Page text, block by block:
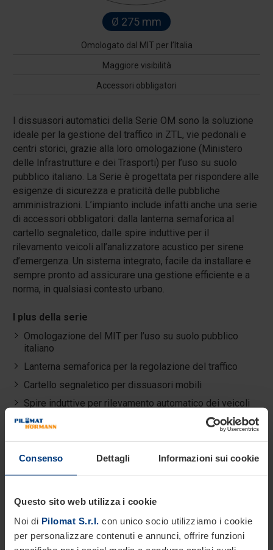
Consenso Dettagli Informazioni sui cookie
Questo sito web utilizza i cookie
Noi di Pilomat S.r.l. con unico socio utilizziamo i cookie
per personalizzare contenuti e annunci, offrire funzioni
Ø 275 mm
Omologato dal MIT per l’Italia
Maggiore visibilità
Accessori obbligatori
I dissuasori automatici della Serie OM sono la soluzione
ideale per la gestione del traffico in ZTL, vie pedonali e
centri storici, grazie alla loro omologazione (Ministero
delle Infrastrutture e dei Trasporti) per l’uso su suolo
pubblico italiano. La Serie è progettata per rispondere alle
esigenze di sicurezza e praticità delle pubbliche
amministrazioni. L’impianto include infatti anche una serie
di accessori obbligatori: dalla lanterna semaforica al
cartello segnaletico, dalle spire induttive per il
rilevamento veicoli all’analizzatore acustico per sirene
d’emergenza. Un sistema integrato, facile da installare e
sempre pronto ad assicurare una gestione efficiente e a
norma, in qualsiasi contesto urbano.
I plus della serie
Omologazione del MIT per l’uso su suolo pubblico
italiano
Lanterna semaforica per la regolazione del traffico
Cartello segnaletico per dissuasori mobili
Spire induttive per rilevamento automatico dei veicoli
Striscia LED e segnalatore acustico per visibilità e
Pulsante di rottura vetro per lo sblocco manuale di